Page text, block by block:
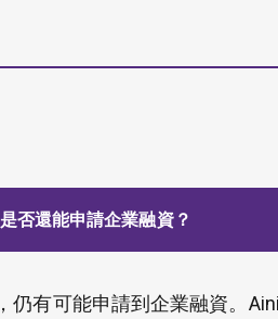
否還能申請企業融資？
仍有可能申請到企業融資。